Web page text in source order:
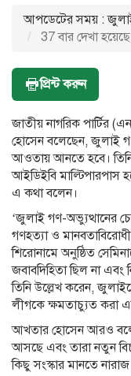
আপডেটের সময় :
37 বার দেখা হয়েছে
প্রিন্ট করুন
জাতীয় নাগরিক পার্টির
হোসেন বলেছেন, জুলাই
আওতায় আনতে হবে।
আইডিইবি
এ কথা বলেন।
‘জুলাই গণ-অভ্যুত্থানের
গণহত্যা ও
শিরোনামে অনুষ্ঠিত
জবাবদিহিতা ছিল না এবং
তিনি উল্লেখ করেন,
লীগকে ক্ষমতাচ্যুত করা এবং
আখতার হোসেন আরও
আসছে এবং তারা নতুন
কিছু সংস্কার মানতে